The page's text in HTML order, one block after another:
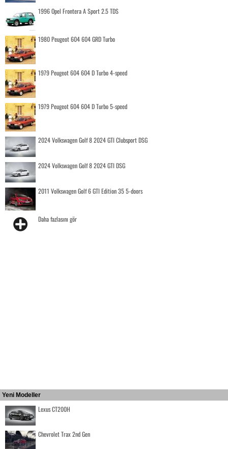
1996 Opel Frontera A Sport 2.5 TDS
1980 Peugeot 604 604 GRD Turbo
1979 Peugeot 604 604 D Turbo 4-speed
1979 Peugeot 604 604 D Turbo 5-speed
2024 Volkswagen Golf 8 2024 GTI Clubsport DSG
2024 Volkswagen Golf 8 2024 GTI DSG
2011 Volkswagen Golf 6 GTI Edition 35 5-doors
Daha fazlasını gör
Yeni Modeller
Lexus CT200H
Chevrolet Trax 2nd Gen